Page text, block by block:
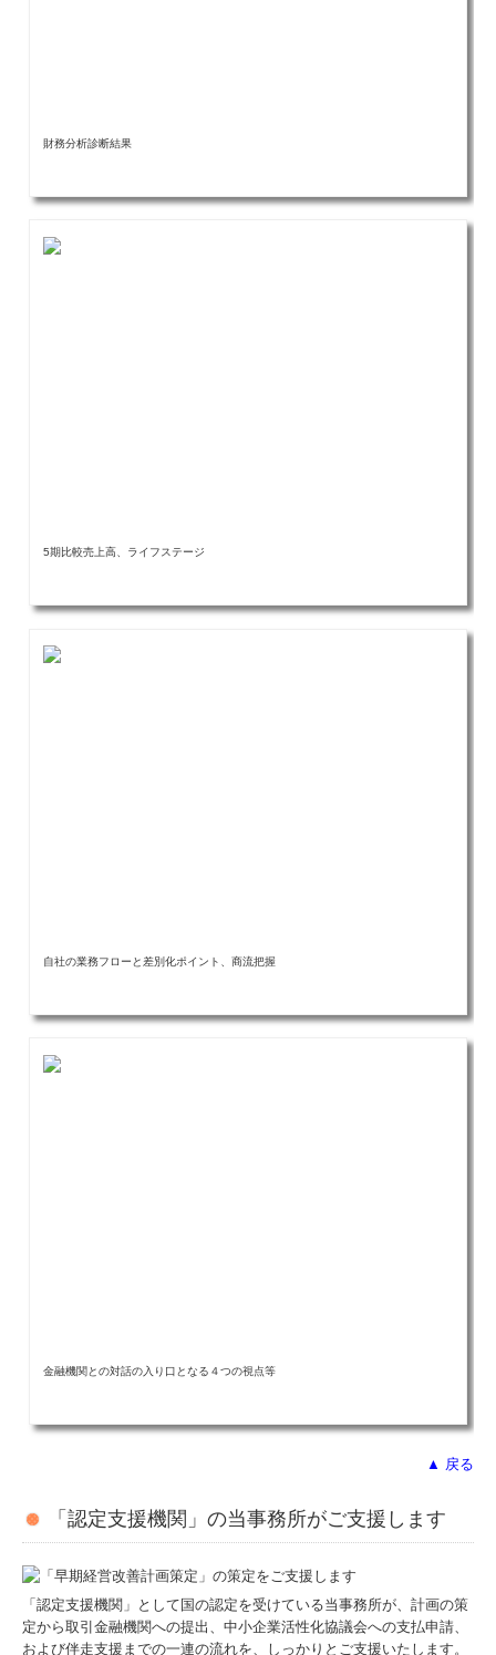
財務分析診断結果
5期比較売上高、ライフステージ
自社の業務フローと差別化ポイント、商流把握
金融機関との対話の入り口となる４つの視点等
▲ 戻る
「認定支援機関」の当事務所がご支援します
「認定支援機関」として国の認定を受けている当事務所が、計画の策
定から取引金融機関への提出、中小企業活性化協議会への支払申請、
および伴走支援までの一連の流れを、しっかりとご支援いたします。